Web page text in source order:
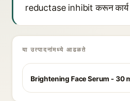
reductase inhibit करून
या उत्पादनांमध्ये आढळते
Brightening Face Serum - 30